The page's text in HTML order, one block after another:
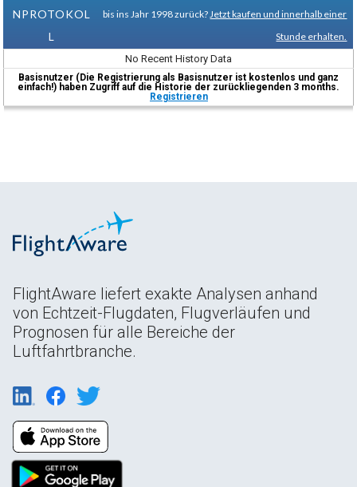
NPROTOKOL
L
bis ins Jahr 1998 zurück? Jetzt kaufen und innerhalb einer
Stunde erhalten.
No Recent History Data
Basisnutzer (Die Registrierung als Basisnutzer ist kostenlos und ganz
einfach!) haben Zugriff auf die Historie der zurückliegenden 3 months.
Registrieren
FlightAware liefert exakte Analysen anhand
von Echtzeit-Flugdaten, Flugverläufen und
Prognosen für alle Bereiche der
Luftfahrtbranche.